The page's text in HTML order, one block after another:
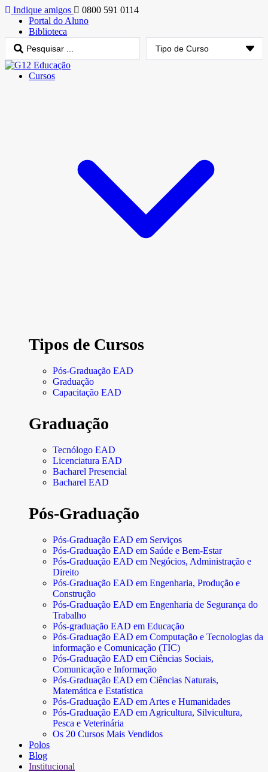
Indique amigos
0800 591 0114
Portal do Aluno
Biblioteca
Cursos
Tipos de Cursos
Pós-Graduação EAD
Graduação
Capacitação EAD
Graduação
Tecnólogo EAD
Licenciatura EAD
Bacharel Presencial
Bacharel EAD
Pós-Graduação
Pós-Graduação EAD em Serviços
Pós-Graduação EAD em Saúde e Bem-Estar
Pós-Graduação EAD em Negócios, Administração e
Direito
Pós-Graduação EAD em Engenharia, Produção e
Construção
Pós-Graduação EAD em Engenharia de Segurança do
Trabalho
Pós-graduação EAD em Educação
Pós-Graduação EAD em Computação e Tecnologias da
informação e Comunicação (TIC)
Pós-Graduação EAD em Ciências Sociais,
Comunicação e Informação
Pós-Graduação EAD em Ciências Naturais,
Matemática e Estatística
Pós-Graduação EAD em Artes e Humanidades
Pós-Graduação EAD em Agricultura, Silvicultura,
Pesca e Veterinária
Os 20 Cursos Mais Vendidos
Polos
Blog
Institucional